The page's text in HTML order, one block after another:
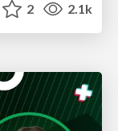
2 2.1k